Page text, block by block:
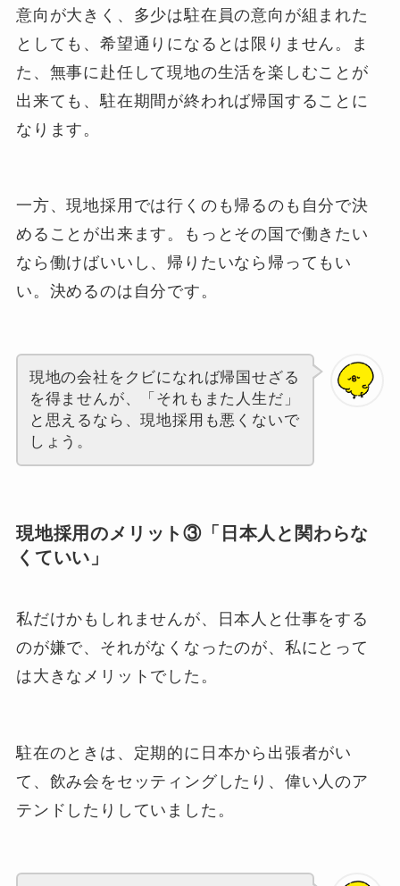
意向が大きく、多少は駐在員の意向が組まれた
としても、希望通りになるとは限りません。ま
た、無事に赴任して現地の生活を楽しむことが
出来ても、駐在期間が終われば帰国することに
なります。
一方、現地採用では行くのも帰るのも自分で決
めることが出来ます。もっとその国で働きたい
なら働けばいいし、帰りたいなら帰ってもい
い。決めるのは自分です。
現地の会社をクビになれば帰国せざる
を得ませんが、「それもまた人生だ」
と思えるなら、現地採用も悪くないで
しょう。
現地採用のメリット③「日本人と関わらな
くていい」
私だけかもしれませんが、日本人と仕事をする
のが嫌で、それがなくなったのが、私にとって
は大きなメリットでした。
駐在のときは、定期的に日本から出張者がい
て、飲み会をセッティングしたり、偉い人のア
テンドしたりしていました。